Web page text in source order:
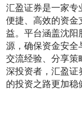
汇盈证券是一家
便捷、高效的资金
益。平台涵盖沈阳
源，确保资金安全
交流经验、分享策
深投资者，汇盈证
的投资之路更加稳